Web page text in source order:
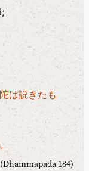
は説きたも
(Dhammapada 184)